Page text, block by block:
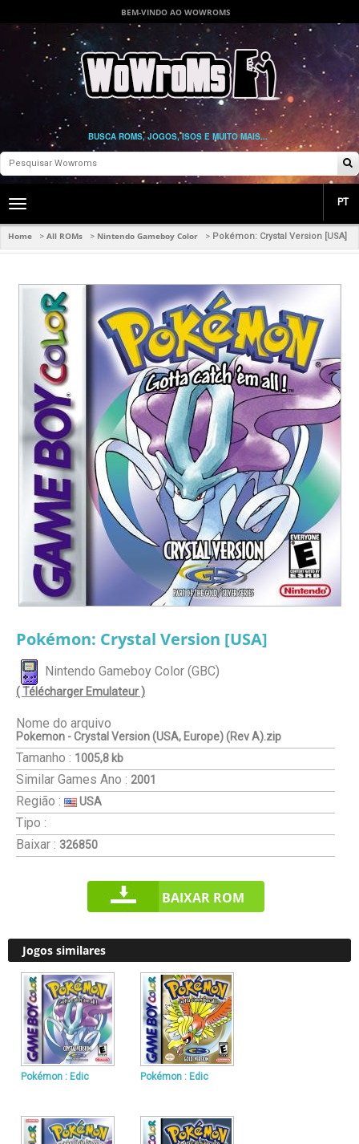
BEM-VINDO AO WOWROMS
BUSCA ROMS, JOGOS, ISOS E MUITO MAIS...
Toggle
navigation
PT
Home > All ROMs > Nintendo Gameboy Color > Pokémon: Crystal Version [USA]
Pokémon: Crystal Version [USA]
Nintendo Gameboy Color (GBC)
( Télécharger Emulateur )
Nome do arquivo
Pokemon - Crystal Version (USA, Europe) (Rev A).zip
Tamanho : 1005,8 kb
Similar Games Ano : 2001
Região : USA
Tipo :
Baixar : 326850
BAIXAR ROM
Jogos similares
Pokémon : Edic Pokémon : Edic